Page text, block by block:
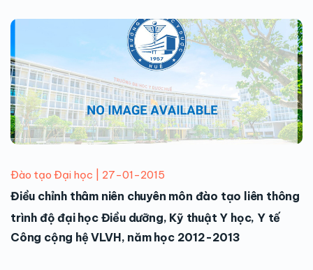
Đào tạo Đại học | 27-01-2015
Điều chỉnh thâm niên chuyên môn đào tạo liên thông
trình độ đại học Điều dưỡng, Kỹ thuật Y học, Y tế
Công cộng hệ VLVH, năm học 2012-2013